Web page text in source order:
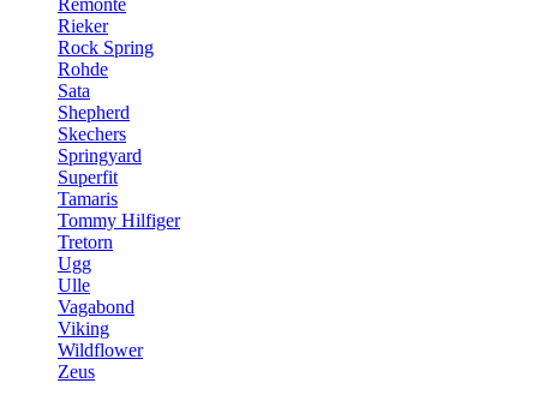
Rieker
Rock Spring
Rohde
Sata
Shepherd
Skechers
Springyard
Superfit
Tamaris
Tommy Hilfiger
Tretorn
Ugg
Ulle
Vagabond
Viking
Wildflower
Zeus